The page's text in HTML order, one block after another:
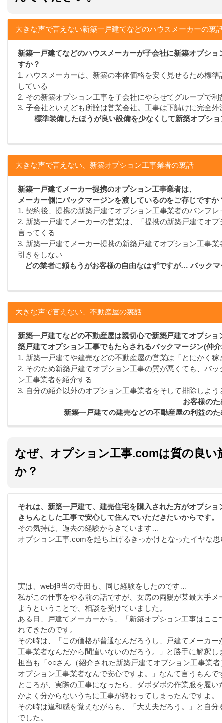
大きな声で言えない新築一戸建てなどのハウスメーカーの裏
新築一戸建てなどのハウスメーカーが子会社に新築オプシ
すか？
1. ハウスメーカーは、新築の本体価格を安く見せるため標
している
2. その新築オプション工事を子会社にやらせてグループで利
3. 子会社といえども所詮は営業会社。工事は下請けに完全外
標準装備したほうが良い設備を少なくして新築オプシ
大きな声で言えない、新築オプション工事業者の裏話
新築一戸建てメーカー提携のオプション工事業者は、
メーカー側にバックマージンを渡しているのをご存じですか
1. 契約後、提携の新築戸建てオプション工事業者のパンフ
2. 新築一戸建てメーカーの営業は、「提携の新築戸建てオ
言ってくる
3. 新築一戸建てメーカー提携の新築戸建てオプション工事
引きをしない
どの業者に頼もうがお客様の自由なはずですが… バック
大きな声で言えない、不動産屋の裏話
新築一戸建てなどの不動産屋は親切心で新築戸建てオプシ
築戸建てオプション工事でもたらされるバックマージン(仲
1. 新築一戸建てや建売などの不動産屋の営業は「とにかく
2. そのため新築戸建てオプション工事の質が悪くても、バ
ン工事業者を紹介する
3. 自分の紹介以外のオプション工事業者をそして排除しよう
お客様の
新築一戸建ての建売などの不動産屋の利益の
なぜ、オプション工事.comは質の良い
か？
それは、新築一戸建て、建売住宅を購入された方がオプシ
きちんとした工事で安心して住んでいただきたいからです。
その気持は、過去の経験からきています…
オプション工事.comを起ち上げるきっかけとなったイヤな
実は、web担当の寺田も、同じ経験をしたのです…
私がこの仕事をやる前の話ですが、女房の両親が某最大手
ようということで、相談を受けていました。
ある日、戸建てメーカーから、「新築オプション工事はこ
れてきたのです。
その時は、「この価格が普通なんだろうし、戸建てメーカ
工事業者なんだから間違いないのだろう。」と勝手に解釈し
担当も「○○さん（紹介された新築戸建てオプション工事業
オプション工事業者なんで安心ですよ。」なんて言うもん
ところが、実際の工事になったら、ダボダボの作業服を履
かよく分からないうちに工事が終わってしまったんですよ。
その時は違和感を覚えながらも、「大丈夫だろう。」と自
でした。